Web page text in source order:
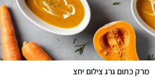
מרק כתום גרג צילום יחצ